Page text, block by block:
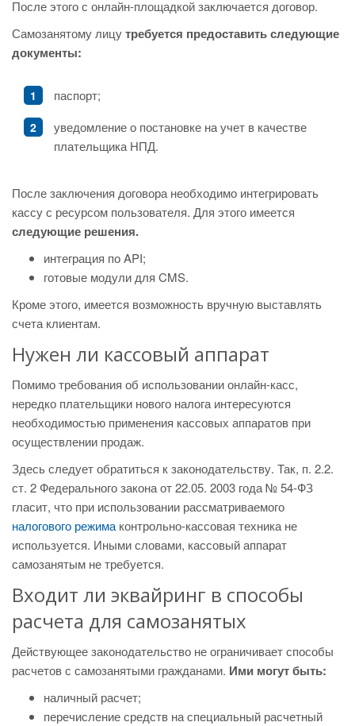
После этого с онлайн-площадкой заключается договор.
Самозанятому лицутребуется предоставить следующие
документы:
паспорт;
уведомление о постановке на учет в качестве
плательщика НПД.
После заключения договора необходимо интегрировать
кассу с ресурсом пользователя. Для этого имеется
следующие решения.
интеграция по API;
готовые модули для CMS.
Кроме этого, имеется возможность вручную выставлять
счета клиентам.
Нужен ли кассовый аппарат
Помимо требования об использовании онлайн-касс,
нередко плательщики нового налога интересуются
необходимостью применения кассовых аппаратов при
осуществлении продаж.
Здесь следует обратиться к законодательству. Так, п. 2.2.
ст. 2 Федерального закона от 22.05. 2003 года № 54-ФЗ
гласит, что при использовании рассматриваемого
налогового режимаконтрольно-кассовая техника не
используется. Иными словами, кассовый аппарат
самозанятым не требуется.
Входит ли эквайринг в способы
расчета для самозанятых
Действующее законодательство не ограничивает способы
расчетов с самозанятыми гражданами. Ими могут быть:
наличный расчет;
перечисление средств на специальный расчетный